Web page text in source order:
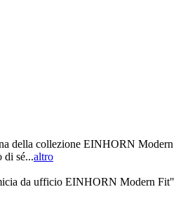
della collezione EINHORN Modern
di sé...altro
da ufficio EINHORN Modern Fit"